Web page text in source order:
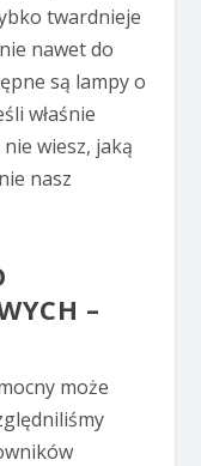
twardnieje
nawet do
są lampy o
właśnie
wiesz, jaką
nasz
–
może